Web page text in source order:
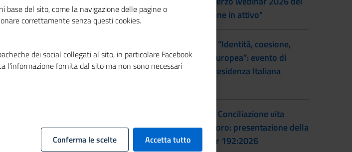
e
A
gli studenti
della
progetto "Donne in attivo"
28/07/2026 - “Identità, coesione,
integrazione europea”: evento di
lancio della Presidenza Italiana
22/07/2026 - Conciliazione vita
familiare e lavoro: presentazione della
prassi UNI/Pdr 192:2026
base del sito, come la navigazione delle pagine o
correttamente senza questi cookies.
dei social collegati al sito, in particolare Facebook
l'informazione fornita dal sito ma non sono necessari
Conferma le scelte Accetta tutto